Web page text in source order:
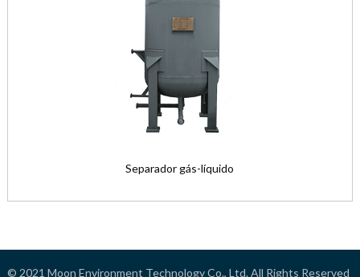
Separador gás-líquido
© 2021 Moon Environment Technology Co., Ltd.All Rights Reserved